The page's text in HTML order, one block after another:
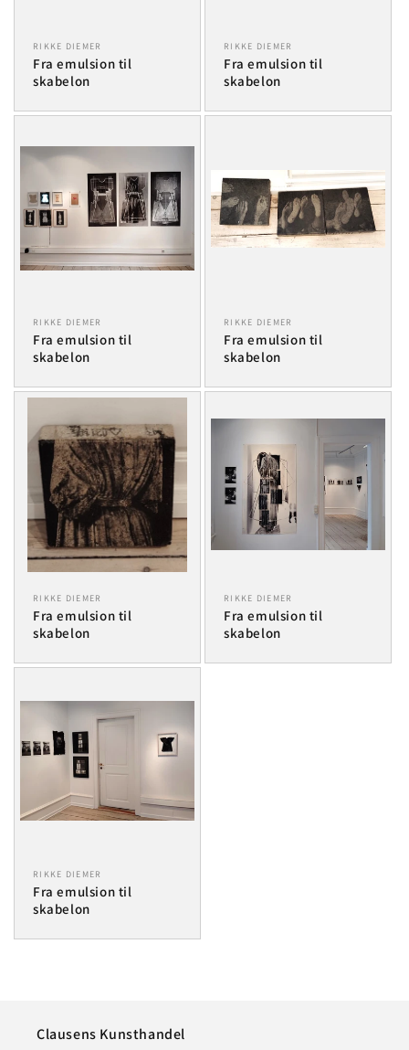
RIKKE DIEMER
Fra emulsion til
skabelon
RIKKE DIEMER
Fra emulsion til
skabelon
RIKKE DIEMER
Fra emulsion til
skabelon
RIKKE DIEMER
Fra emulsion til
skabelon
RIKKE DIEMER
Fra emulsion til
skabelon
RIKKE DIEMER
Fra emulsion til
skabelon
RIKKE DIEMER
Fra emulsion til
skabelon
Clausens Kunsthandel